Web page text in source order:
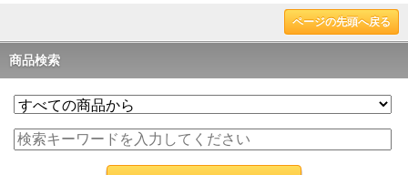
ページの先頭へ戻る
商品検索